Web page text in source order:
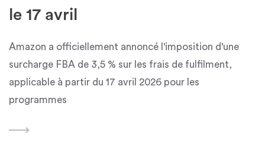
le 17 avril
Amazon a officiellement annoncé l'imposition d'une
surcharge FBA de 3,5 % sur les frais de fulfilment,
applicable à partir du 17 avril 2026 pour les
programmes